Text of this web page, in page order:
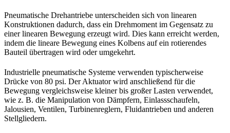
Pneumatische Drehantriebe unterscheiden sich von linearen
Konstruktionen dadurch, dass ein Drehmoment im Gegensatz zu
einer linearen Bewegung erzeugt wird. Dies kann erreicht werden,
indem die lineare Bewegung eines Kolbens auf ein rotierendes
Bauteil übertragen wird oder umgekehrt.
Industrielle pneumatische Systeme verwenden typischerweise
Drücke von 80 psi. Der Aktuator wird anschließend für die
Bewegung vergleichsweise kleiner bis großer Lasten verwendet,
wie z. B. die Manipulation von Dämpfern, Einlassschaufeln,
Jalousien, Ventilen, Turbinenreglern, Fluidantrieben und anderen
Stellgliedern.